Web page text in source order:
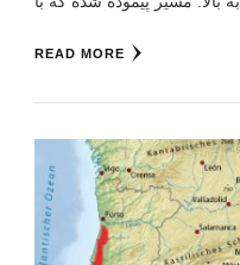
READ MORE